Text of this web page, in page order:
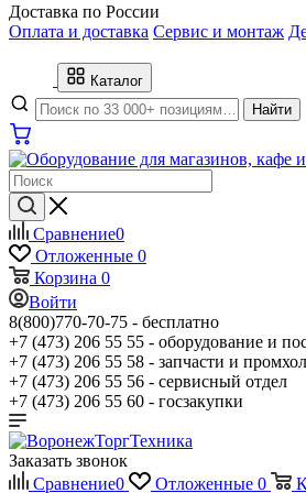
Доставка по России
Оплата и доставка Сервис и монтаж
Каталог
Найти
Сравнение0
Отложенные 0
Корзина 0
Войти
8(800)770-70-75 - бесплатно
+7 (473) 206 55 55 - оборудование и
+7 (473) 206 55 58 - запчасти и
+7 (473) 206 55 56 - сервисный отдел
+7 (473) 206 55 60 - госзакупки
Заказать звонок
Сравнение0 Отложенные 0